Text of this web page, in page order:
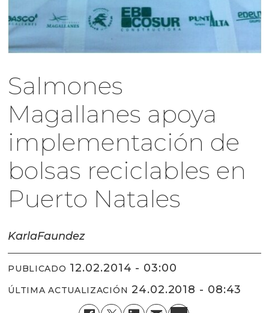
Salmones
Magallanes apoya
implementación de
bolsas reciclables en
Puerto Natales
KarlaFaundez
PUBLICADO 12.02.2014 - 03:00
ÚLTIMA ACTUALIZACIÓN 24.02.2018 - 08:43